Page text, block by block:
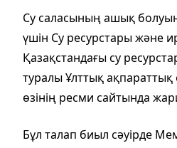
Су саласының ашық
үшін Су ресурстары және
Қазақстандағы су
туралы Ұлттық
өзінің ресми сайтында
Бұл талап биыл сәуірде